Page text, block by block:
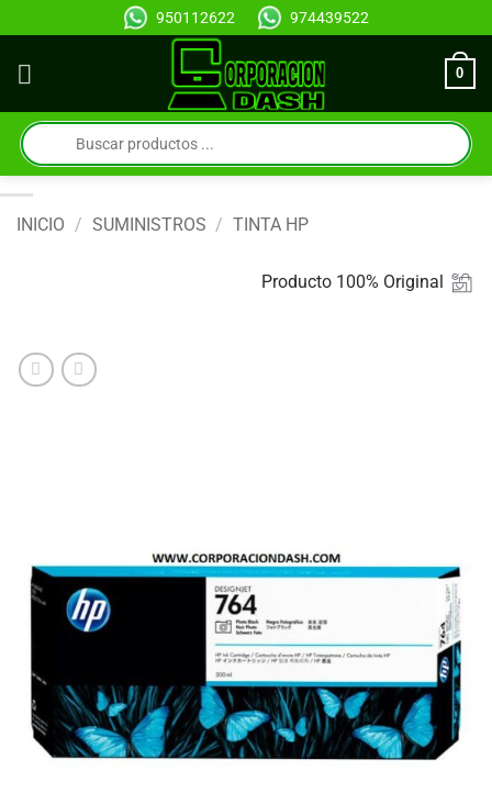
al
contenido
950112622 974439522
0
Búsqueda
de
productos
INICIO / SUMINISTROS / TINTA HP
Producto 100% Original